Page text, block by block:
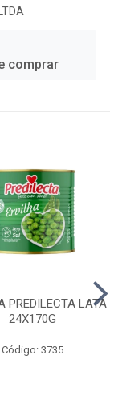
comprar
PREDILECTA LATA
24X170G
Código: 3735